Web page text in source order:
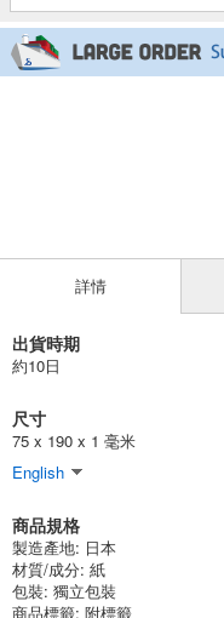
詳情
出貨時期
約10日
尺寸
75 x 190 x 1 毫米
English
商品規格
製造產地: 日本
材質/成分: 紙
包裝: 獨立包裝
商品標籤: 附標籤